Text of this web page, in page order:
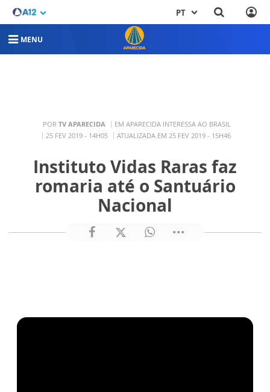
PT
MENU
POR TV APARECIDA
EM APARECIDA INTERESSA AO BRASIL
25 FEV 2019 - 14H05
ATUALIZADA EM 25 FEV 2019 - 15H46
Instituto Vidas Raras faz
romaria até o Santuário
Nacional